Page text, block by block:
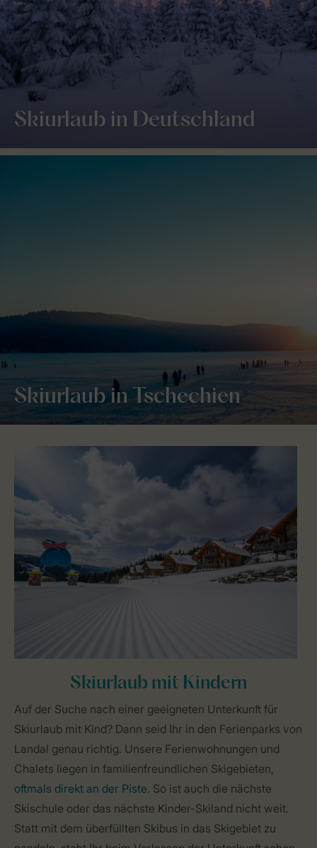
Skiurlaub in Deutschland
Skiurlaub in Tschechien
Skiurlaub mit Kindern
Auf der Suche nach einer geeigneten Unterkunft für
Skiurlaub mit Kind? Dann seid Ihr in den Ferienparks von
Landal genau richtig. Unsere Ferienwohnungen und
Chalets liegen in familienfreundlichen Skigebieten,
oftmals direkt an der Piste. So ist auch die nächste
Skischule oder das nächste Kinder-Skiland nicht weit.
Statt mit dem überfüllten Skibus in das Skigebiet zu